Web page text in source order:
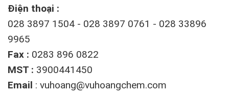
Điện thoại :
028 3897 1504 - 028 3897 0761 - 028 33896
9965
Fax : 0283 896 0822
MST : 3900441450
Email : vuhoang@vuhoangchem.com